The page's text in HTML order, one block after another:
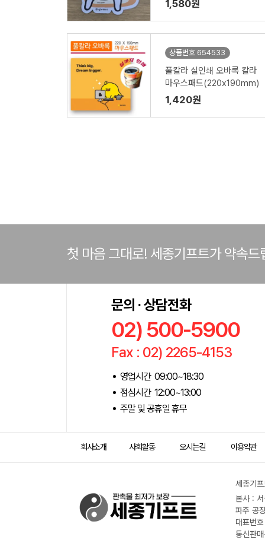
1,580원
상품번호 654533
풀칼라 실인쇄 오바록 칼라
마우스패드(220x190mm)
1,420원
첫 마음 그대로! 세종기프트가 약속드
문의 · 상담전화
02) 500-5900
Fax : 02) 2265-4153
영업시간 09:00~18:30
점심시간 12:00~13:00
주말 및 공휴일 휴무
회사소개 사회활동 오시는길 이용약관
세종기
본사 :
파주 공
대표번
통신판